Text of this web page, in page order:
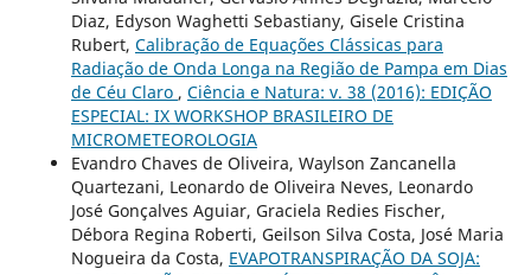
Diaz, Edyson Waghetti Sebastiany, Gisele Cristina
Rubert, Calibração de Equações Clássicas para
Radiação de Onda Longa na Região de Pampa em Dias
de Céu Claro , Ciência e Natura: v. 38 (2016): EDIÇÃO
ESPECIAL: IX WORKSHOP BRASILEIRO DE
MICROMETEOROLOGIA
Evandro Chaves de Oliveira, Waylson Zancanella
Quartezani, Leonardo de Oliveira Neves, Leonardo
José Gonçalves Aguiar, Graciela Redies Fischer,
Débora Regina Roberti, Geilson Silva Costa, José Maria
Nogueira da Costa, EVAPOTRANSPIRAÇÃO DA SOJA: